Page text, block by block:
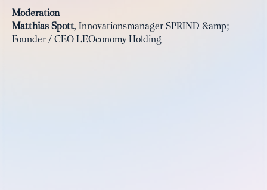
Moderation
Matthias Spott, Innovationsmanager SPRIND &amp;
Founder / CEO LEOconomy Holding